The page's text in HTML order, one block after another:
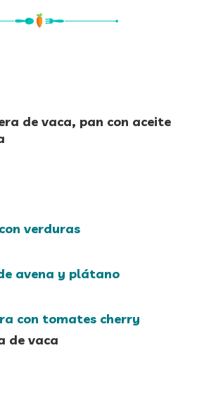
de vaca, pan con aceite
verduras
avena y plátano
con tomates cherry
de vaca